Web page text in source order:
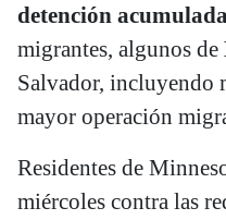
detención acumulada
migrantes, algunos de
Salvador, incluyendo
mayor operación
Residentes de
miércoles contra las